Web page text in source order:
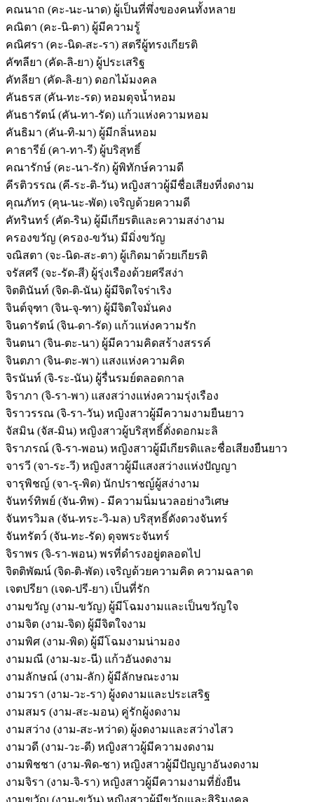
คณนาถ (คะ-นะ-นาด) ผู้เป็นที่พึ่งของคนทั้งหลาย
คณิตา (คะ-นิ-ตา) ผู้มีความรู้
คณิศรา (คะ-นิด-สะ-รา) สตรีผู้ทรงเกียรติ
คัฑลียา (คัด-ลิ-ยา) ผู้ประเสริฐ
คัทลียา (คัด-ลิ-ยา) ดอกไม้มงคล
คันธรส (คัน-ทะ-รด) หอมดุจน้ำหอม
คันธารัตน์ (คัน-ทา-รัด) แก้วแห่งความหอม
คันธิมา (คัน-ทิ-มา) ผู้มีกลิ่นหอม
คาธารีย์ (คา-ทา-รี) ผู้บริสุทธิ์
คณารักษ์ (คะ-นา-รัก) ผู้พิทักษ์ความดี
คีรติวรรณ (คี-ระ-ติ-วัน) หญิงสาวผู้มีชื่อเสียงที่งดงาม
คุณภัทร (คุน-นะ-พัด) เจริญด้วยความดี
คัทรินทร์ (คัด-ริน) ผู้มีเกียรติและความสง่างาม
ครองขวัญ (ครอง-ขวัน) มีมิ่งขวัญ
จณิสตา (จะ-นิด-สะ-ตา) ผู้เกิดมาด้วยเกียรติ
จรัสศรี (จะ-รัด-สี) ผู้รุ่งเรืองด้วยศรีสง่า
จิตตินันท์ (จิด-ติ-นัน) ผู้มีจิตใจร่าเริง
จินต์จุฑา (จิน-จุ-ฑา) ผู้มีจิตใจมั่นคง
จินดารัตน์ (จิน-ดา-รัด) แก้วแห่งความรัก
จินตนา (จิน-ตะ-นา) ผู้มีความคิดสร้างสรรค์
จินตภา (จิน-ตะ-พา) แสงแห่งความคิด
จิรนันท์ (จิ-ระ-นัน) ผู้รื่นรมย์ตลอดกาล
จิราภา (จิ-รา-พา) แสงสว่างแห่งความรุ่งเรือง
จิราวรรณ (จิ-รา-วัน) หญิงสาวผู้มีความงามยืนยาว
จัสมิน (จัส-มิน) หญิงสาวผู้บริสุทธิ์ดั่งดอกมะลิ
จิราภรณ์ (จิ-รา-พอน) หญิงสาวผู้มีเกียรติและชื่อเสียงยืนยาว
จารวี (จา-ระ-วี) หญิงสาวผู้มีแสงสว่างแห่งปัญญา
จารุพิชญ์ (จา-รุ-พิด) นักปราชญ์ผู้สง่างาม
จันทร์ทิพย์ (จัน-ทิพ) - มีความนิ่มนวลอย่างวิเศษ
จันทรวิมล (จัน-ทระ-วิ-มล) บริสุทธิ์ดังดวงจันทร์
จันทรัตว์ (จัน-ทะ-รัด) ดุจพระจันทร์
จิราพร (จิ-รา-พอน) พรที่ดำรงอยู่ตลอดไป
จิตติพัฒน์ (จิด-ติ-พัด) เจริญด้วยความคิด ความฉลาด
เจตปรียา (เจด-ปรี-ยา) เป็นที่รัก
งามขวัญ (งาม-ขวัญ) ผู้มีโฉมงามและเป็นขวัญใจ
งามจิต (งาม-จิด) ผู้มีจิตใจงาม
งามพิศ (งาม-พิด) ผู้มีโฉมงามน่ามอง
งามมณี (งาม-มะ-นี) แก้วอันงดงาม
งามลักษณ์ (งาม-ลัก) ผู้มีลักษณะงาม
งามวรา (งาม-วะ-รา) ผู้งดงามและประเสริฐ
งามสมร (งาม-สะ-มอน) คู่รักผู้งดงาม
งามสว่าง (งาม-สะ-หว่าด) ผู้งดงามและสว่างไสว
งามวดี (งาม-วะ-ดี) หญิงสาวผู้มีความงดงาม
งามพิชชา (งาม-พิด-ชา) หญิงสาวผู้มีปัญญาอันงดงาม
งามจิรา (งาม-จิ-รา) หญิงสาวผู้มีความงามที่ยั่งยืน